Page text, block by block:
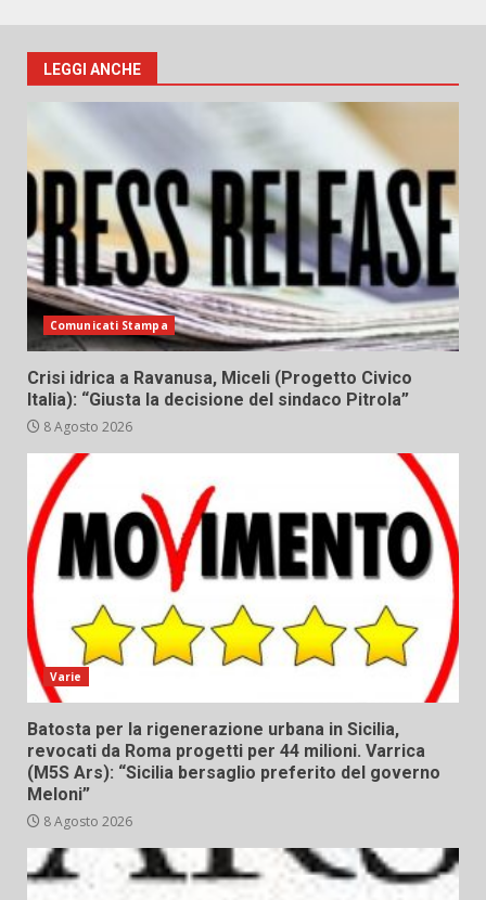
LEGGI ANCHE
Comunicati Stampa
Crisi idrica a Ravanusa, Miceli (Progetto Civico
Italia): “Giusta la decisione del sindaco Pitrola”
8 Agosto 2026
Varie
Batosta per la rigenerazione urbana in Sicilia,
revocati da Roma progetti per 44 milioni. Varrica
(M5S Ars): “Sicilia bersaglio preferito del governo
Meloni”
8 Agosto 2026